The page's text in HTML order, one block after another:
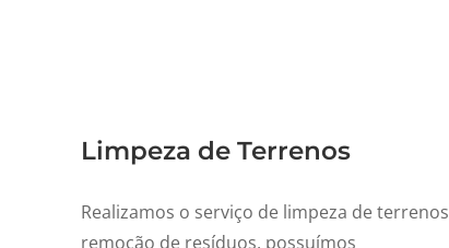
Limpeza de Terrenos
Realizamos o serviço de limpeza de terrenos
remoção de resíduos, possuímos